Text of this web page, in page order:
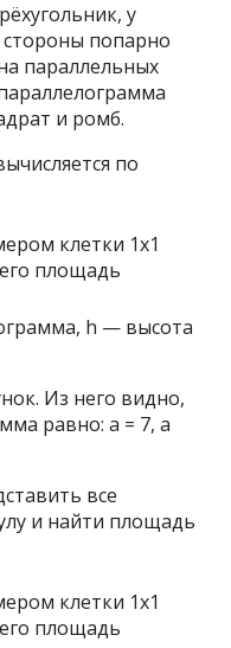
у
попарно
параллельных
и ромб.
по
h — высота
Из него видно,
равно: a = 7, а
все
и найти площадь